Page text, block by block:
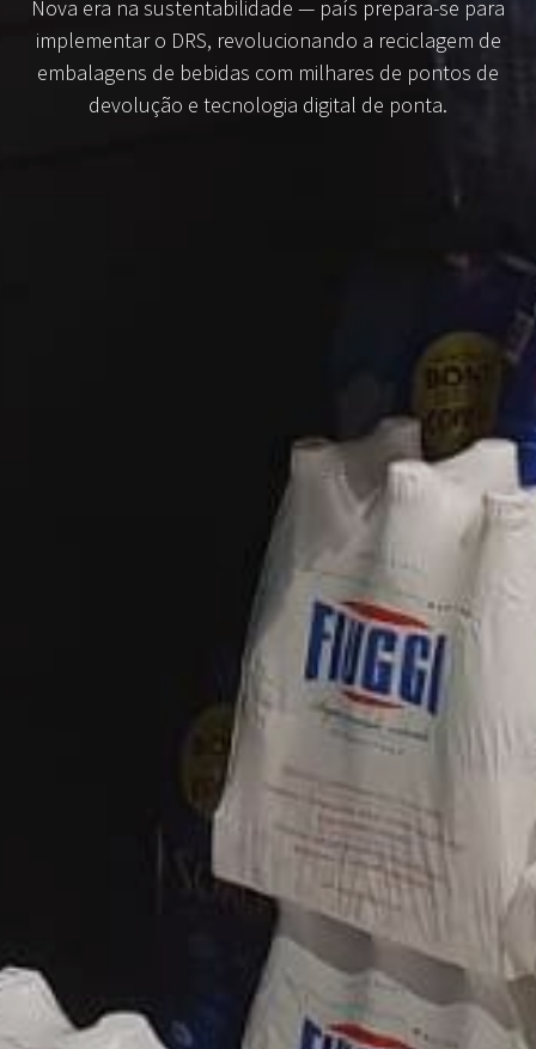
Nova era na sustentabilidade — país prepara-se para
implementar o DRS, revolucionando a reciclagem de
embalagens de bebidas com milhares de pontos de
devolução e tecnologia digital de ponta.